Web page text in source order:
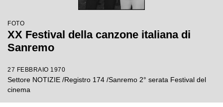
FOTO
XX Festival della canzone italiana di
Sanremo
27 FEBBRAIO 1970
Settore NOTIZIE /Registro 174 /Sanremo 2° serata Festival del
cinema